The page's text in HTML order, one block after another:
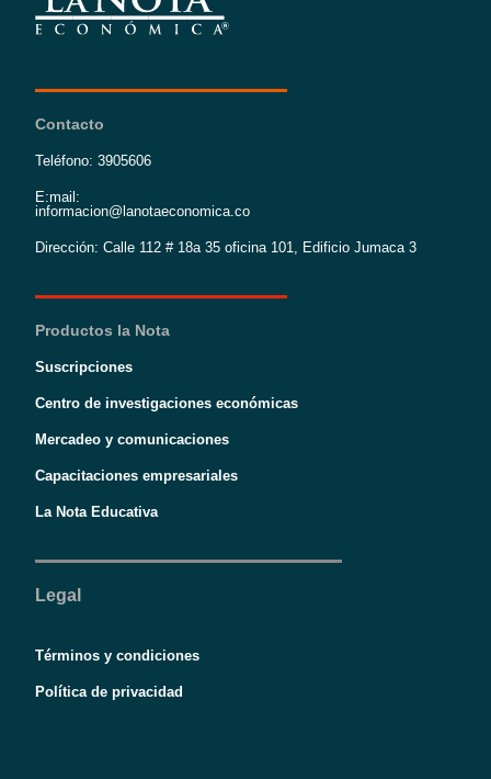
Contacto
Teléfono: 3905606
E:mail:
informacion@lanotaeconomica.co
Dirección: Calle 112 # 18a 35 oficina 101, Edificio Jumaca 3
Productos la Nota
Suscripciones
Centro de investigaciones económicas
Mercadeo y comunicaciones
Capacitaciones empresariales
La Nota Educativa
Legal
Términos y condiciones
Política de privacidad